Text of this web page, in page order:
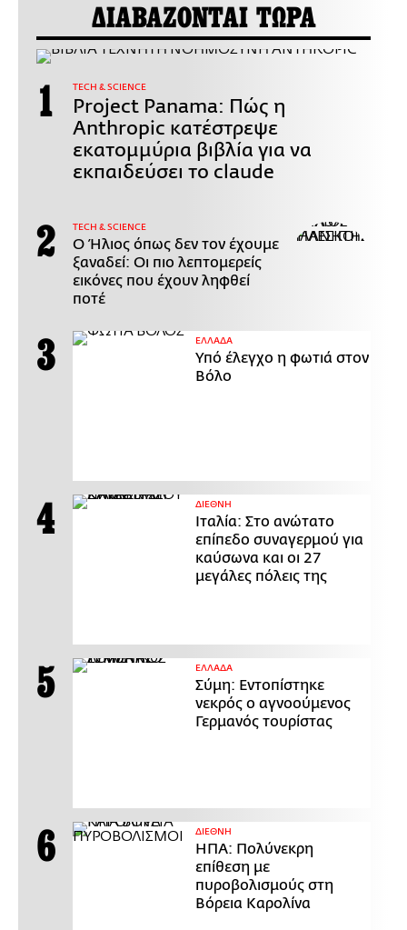
ΔΙΑΒΑΖΟΝΤΑΙ ΤΩΡΑ
ΤECH & SCIENCE
Project Panama: Πώς η
Anthropic κατέστρεψε
εκατομμύρια βιβλία για να
εκπαιδεύσει το claude
ΤECH & SCIENCE
Ο Ήλιος όπως δεν τον έχουμε
ξαναδεί: Οι πιο λεπτομερείς
εικόνες που έχουν ληφθεί
ποτέ
ΕΛΛΑΔΑ
Υπό έλεγχο η φωτιά στον
Βόλο
ΔΙΕΘΝΗ
Ιταλία: Στο ανώτατο
επίπεδο συναγερμού για
καύσωνα και οι 27
μεγάλες πόλεις της
ΕΛΛΑΔΑ
Σύμη: Εντοπίστηκε
νεκρός ο αγνοούμενος
Γερμανός τουρίστας
ΔΙΕΘΝΗ
ΗΠΑ: Πολύνεκρη
επίθεση με
πυροβολισμούς στη
Βόρεια Καρολίνα